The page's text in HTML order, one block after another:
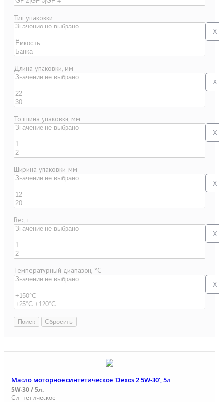
Тип упаковки
X
Длина упаковки, мм
X
Толщина упаковки, мм
X
Ширина упаковки, мм
X
Вес, г
X
Температурный диапазон, °C
X
Масло моторное синтетическое 'Dexos 2 5W-30', 5л
5W-30 / 5л.
Синтетическое